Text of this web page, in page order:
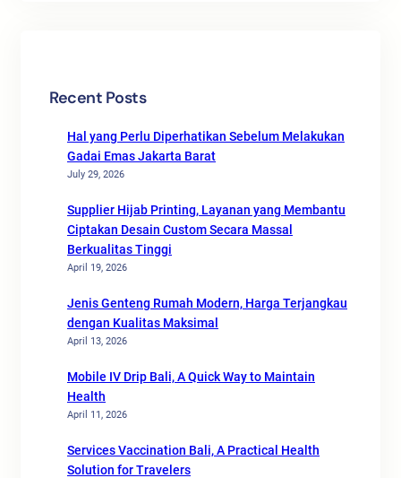
Recent Posts
Hal yang Perlu Diperhatikan Sebelum Melakukan
Gadai Emas Jakarta Barat
July 29, 2026
Supplier Hijab Printing, Layanan yang Membantu
Ciptakan Desain Custom Secara Massal
Berkualitas Tinggi
April 19, 2026
Jenis Genteng Rumah Modern, Harga Terjangkau
dengan Kualitas Maksimal
April 13, 2026
Mobile IV Drip Bali, A Quick Way to Maintain
Health
April 11, 2026
Services Vaccination Bali, A Practical Health
Solution for Travelers